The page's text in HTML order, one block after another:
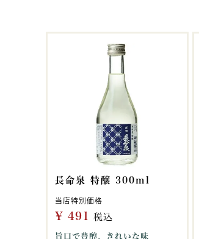
長命泉 特醸 300ml
当店特別価格
¥ 491 税込
旨口で豊醇、きれいな味